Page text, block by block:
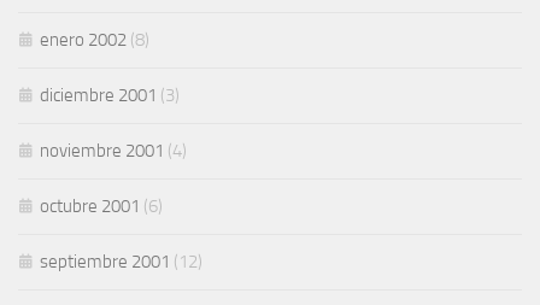
enero 2002 (8)
diciembre 2001 (3)
noviembre 2001 (4)
octubre 2001 (6)
septiembre 2001 (12)